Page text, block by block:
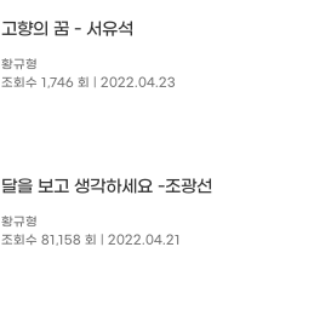
고향의 꿈 - 서유석
황규형
조회수 1,746 회
| 2022.04.23
달을 보고 생각하세요 -조광선
황규형
조회수 81,158 회
| 2022.04.21